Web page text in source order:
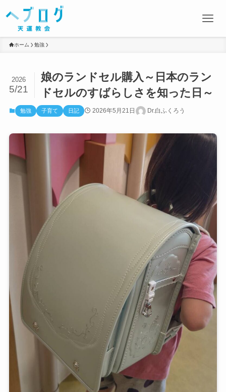
ホーム 勉強
娘のランドセル購入～日本のラン
ドセルのすばらしさを知った日～
2026
5/21
勉強 子育て 日記 2026年5月21日 Dr.白ふくろう